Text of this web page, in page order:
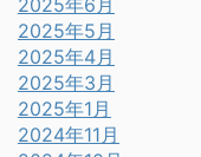
2025年5月
2025年4月
2025年3月
2025年1月
2024年11月